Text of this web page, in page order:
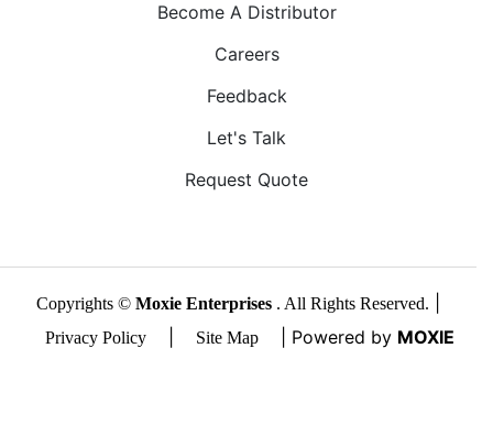
Become A Distributor
Careers
Feedback
Let's Talk
Request Quote
Copyrights © Moxie Enterprises . All Rights Reserved.
Privacy Policy Site Map | Powered by MOXIE